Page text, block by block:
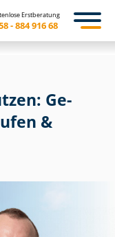
Erstberatung
- 884 916 68
Ge­
&